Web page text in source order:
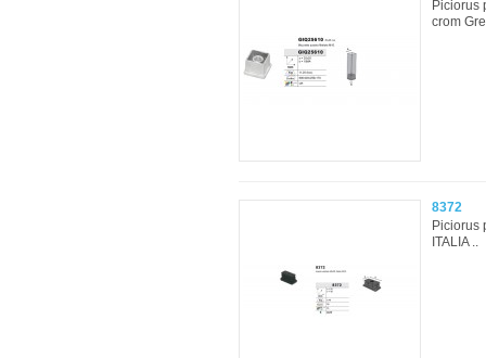
Piciorus
crom
8372
Piciorus
ITALIA ..